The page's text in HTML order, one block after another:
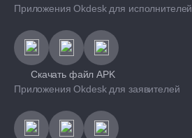
Приложения Okdesk для исполнителей
Скачать файл APK
Приложения Okdesk для заявителей